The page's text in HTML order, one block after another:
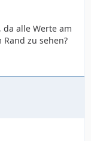
alle Werte am
zu sehen?